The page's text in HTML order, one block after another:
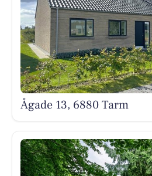
Ågade 13, 6880 Tarm